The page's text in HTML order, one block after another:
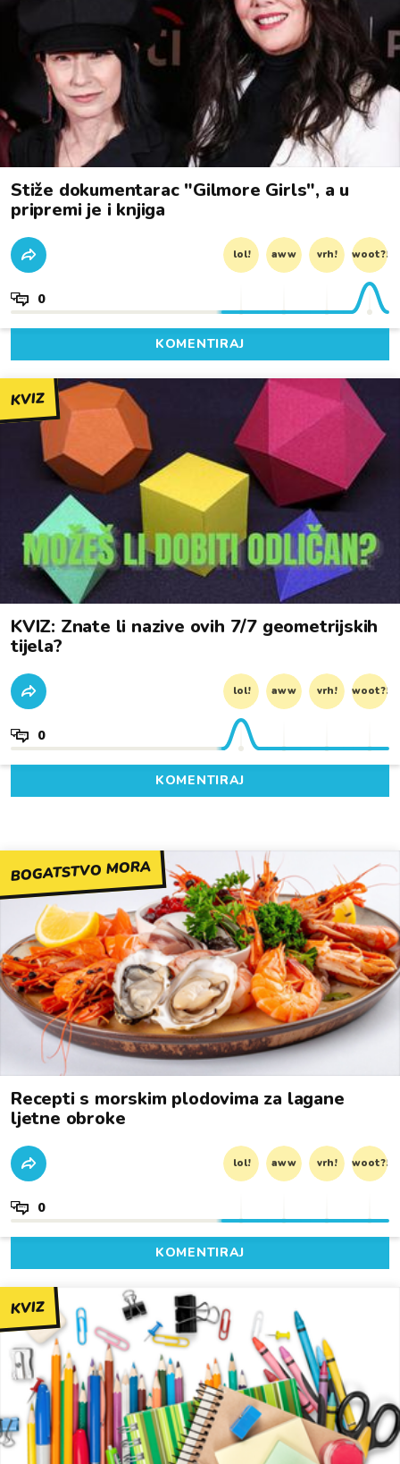
Stiže dokumentarac "Gilmore Girls", a u
pripremi je i knjiga
lol! aww vrh! woot?!
0
KOMENTIRAJ
KVIZ
KVIZ: Znate li nazive ovih 7/7 geometrijskih
tijela?
lol! aww vrh! woot?!
0
KOMENTIRAJ
BOGATSTVO MORA
Recepti s morskim plodovima za lagane
ljetne obroke
lol! aww vrh! woot?!
0
KOMENTIRAJ
KVIZ